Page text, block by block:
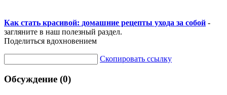
Как стать красивой: домашние рецепты ухода за собой -
загляните в наш полезный раздел.
Поделиться вдохновением
Скопировать ссылку
Обсуждение (0)